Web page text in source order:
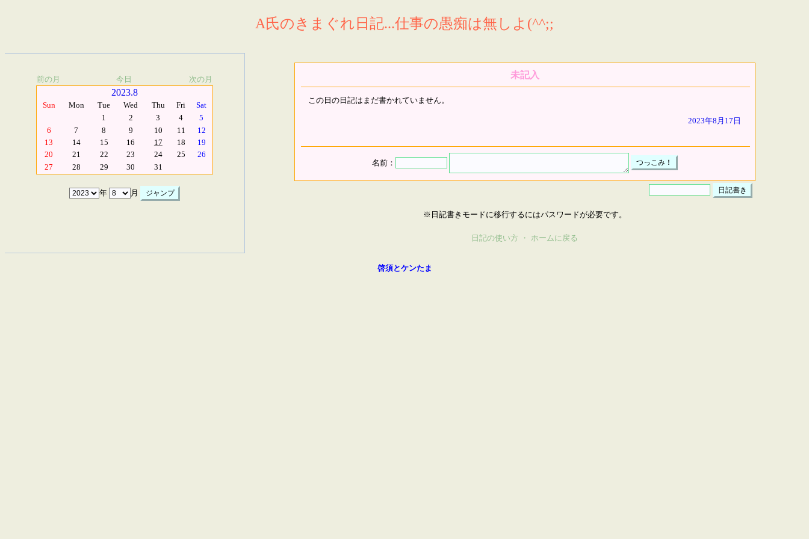
A氏のきまぐれ日記...仕事の愚痴は無しよ(^^;;
前の月 今日 次の月
2023.8
Sun Mon Tue Wed Thu Fri
Sat
1
2 3 4
5
6
7 8 9 10 11
12
13
14 15 16 17 18
19
20
21 22 23 24 25
26
27
28 29 30 31
年 月
未記入
この日の日記はまだ書かれていません。
2023年8月17日
名前：
※日記書きモードに移行するにはパスワードが必要です。
日記の使い方 ・ ホームに戻る
啓須とケンたま